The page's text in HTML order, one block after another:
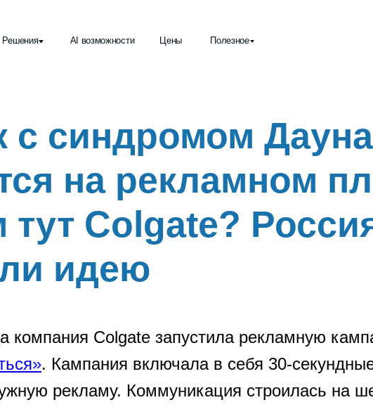
AI возможности Полезное
с синдромом Дауна
на рекламном
Colgate?
идею
компания Colgate запустила рекламную
. Кампания включала в себя 30-
рекламу. Коммуникация строилась на